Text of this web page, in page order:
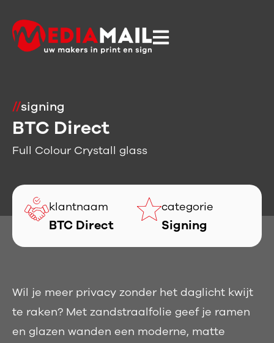
//signing
BTC Direct
Full Colour Crystall glass
klantnaam
BTC Direct
categorie
Signing
Wil je meer privacy zonder het daglicht kwijt
te raken? Met zandstraalfolie geef je ramen
en glazen wanden een moderne, matte